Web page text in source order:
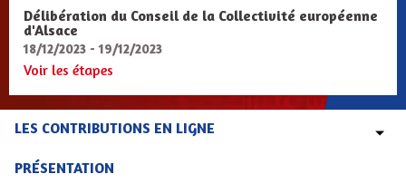
Délibération du Conseil de la Collectivité européenne
d'Alsace
18/12/2023 - 19/12/2023
Voir les étapes
LES CONTRIBUTIONS EN LIGNE
PRÉSENTATION